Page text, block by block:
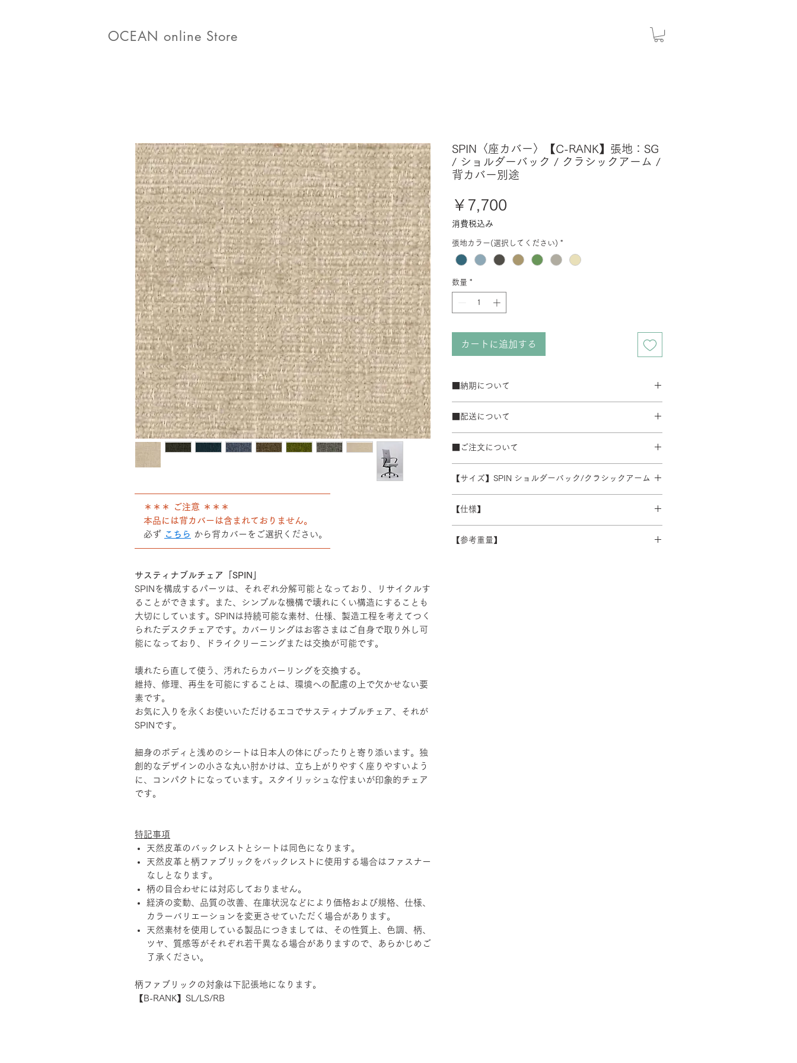
OCEAN online Store
――――――――――――――――――――――
＊＊＊ ご注意 ＊＊＊
本品には背カバーは含まれておりません。
必ず こちら から背カバーをご選択ください。
――――――――――――――――――――――
サスティナブルチェア「SPIN」
SPINを構成するパーツは、それぞれ分解可能となっており、リサイクルす
ることができます。また、シンプルな機構で壊れにくい構造にすることも
大切にしています。SPINは持続可能な素材、仕様、製造工程を考えてつく
られたデスクチェアです。カバーリングはお客さまはご自身で取り外し可
能になっており、ドライクリーニングまたは交換が可能です。
壊れたら直して使う、汚れたらカバーリングを交換する。
維持、修理、再生を可能にすることは、環境への配慮の上で欠かせない要
素です。
お気に入りを永くお使いいただけるエコでサスティナブルチェア、それが
SPINです。
細身のボディと浅めのシートは日本人の体にぴったりと寄り添います。独
創的なデザインの小さな丸い肘かけは、立ち上がりやすく座りやすいよう
に、コンパクトになっています。スタイリッシュな佇まいが印象的チェア
です。
特記事項
天然皮革のバックレストとシートは同色になります。
天然皮革と柄ファブリックをバックレストに使用する場合はファスナー
なしとなります。
柄の目合わせには対応しておりません。
経済の変動、品質の改善、在庫状況などにより価格および規格、仕様、
カラーバリエーションを変更させていただく場合があります。
天然素材を使用している製品につきましては、その性質上、色調、柄、
ツヤ、質感等がそれぞれ若干異なる場合がありますので、あらかじめご
了承ください。
柄ファブリックの対象は下記張地になります。
【B-RANK】SL/LS/RB
SPIN〈座カバー〉【C-RANK】張地：SG
/ ショルダーバック / クラシックアーム /
背カバー別途
￥7,700
消費税込み
張地カラー(選択してください) *
数量 *
カートに追加する
■納期について
ブラック粉体塗装ベース 3週間程度
50台以上の場合は要相談となります。在庫の有無によっ
て納期が変動することがあります。
■配送について
配送エリアによって料金が異なります。
※数量によって配送方法・配送料を変更することがあり
ます。 離島・一部地域等への配送は、送料のお見積りが
受注生産の為、配送日時については別途ご連絡いたしま
す。詳細なお時間帯のご指定や日曜・祝日の配送指定が
できない場合がございます。あらかじめご了承くださ
■ご注文について
ズ等)、キャンセルはお受けできませんので、ご注意くだ
さい。
【サイズ】SPIN ショルダーバック/クラシックアーム
【仕様】
シート：PP・モールドウレタン
【参考重量】